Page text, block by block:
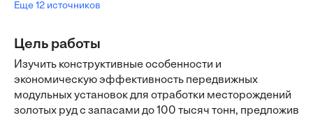
Еще 12 источников
Цель работы
Изучить конструктивные особенности и
экономическую эффективность передвижных
модульных установок для отработки месторождений
золотых руд с запасами до 100 тысяч тонн, предложив